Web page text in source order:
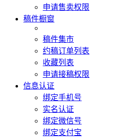
申请售卖权限
稿件橱窗
稿件集市
约稿订单列表
收藏列表
申请接稿权限
信息认证
绑定手机号
实名认证
绑定微信号
绑定支付宝